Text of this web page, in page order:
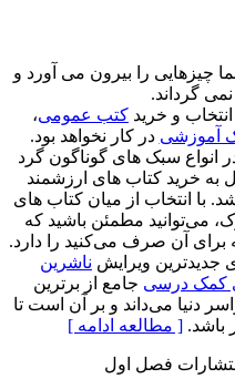
چیزهایی را بیرون می آورد و
گرداند.
و خرید کتب عمومی،
آموزشی در کار نخواهد بود.
انواع سبک های گوناگون گرد
به خرید کتاب های ارزشمند
با انتخاب از میان کتاب های
می‌توانید مطمئن باشید که
برای آن صرف می‌کنید را دارد.
جدیدترین ویرایش ناشرین
کمک درسی جامع از برترین
دنیا می‌داند و بر آن است تا
باشد.[ مطالعه ادامه ]
فصل اول